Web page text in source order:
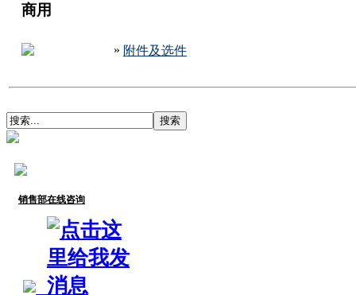
商用
» 附件及选件
销售部在线咨询